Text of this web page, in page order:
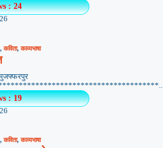
: 24
,कविता,काव्यभाषा
: 19
,कविता,काव्यभाषा